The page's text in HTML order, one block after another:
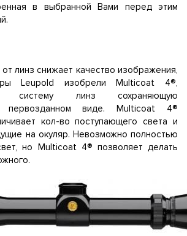
в выбранной Вами перед этим
линз снижает качество изображения,
Leupold изобрели Multicoat 4®,
систему линз сохраняющую
первозданном виде. Multicoat 4®
кол-во поступающего света и
на окуляр. Невозможно полностью
но Multicoat 4® позволяет делать